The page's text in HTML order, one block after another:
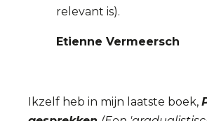
relevant is).
Etienne Vermeersch
Ikzelf heb in mijn laatste boek,